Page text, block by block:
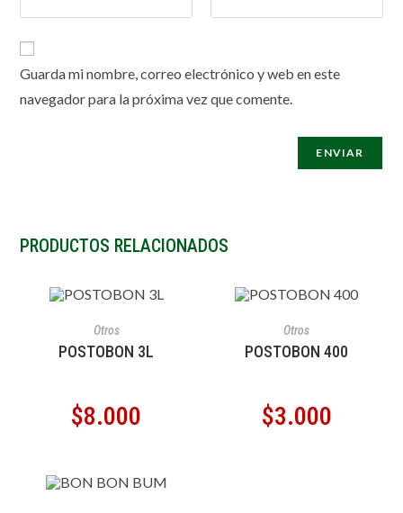
Guarda mi nombre, correo electrónico y web en este
navegador para la próxima vez que comente.
PRODUCTOS RELACIONADOS
Otros
POSTOBON 3L
$8.000
Otros
POSTOBON 400
$3.000